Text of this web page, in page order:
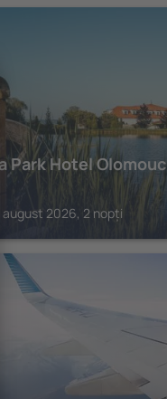
Park Hotel Olomouc
august 2026, 2 nopți